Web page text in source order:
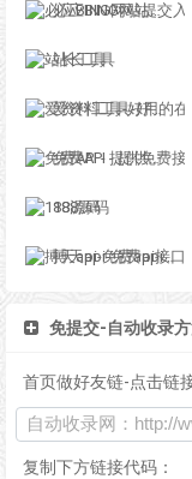
必应BING网站提交入口
站长工具
爱资料工具-好用的在线工具箱
免费API - 提供免费接口调用平台
188源码
搏天api-免费api接口平台
免提交-自动收录
首页做好友链-点击链
复制下方链接代码：